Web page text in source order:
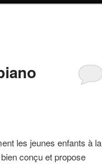
les jeunes enfants à la
conçu et propose